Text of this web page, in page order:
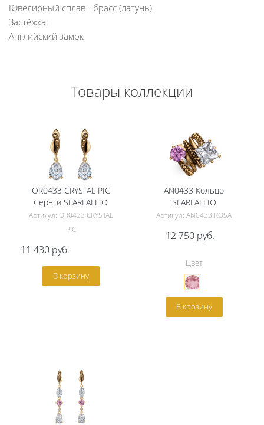
Ювелирный сплав - брасс (латунь)
Застёжка:
Английский замок
Товары коллекции
OR0433 CRYSTAL PIC
Серьги SFARFALLIO
Артикул: OR0433 CRYSTAL
PIC
11 430 руб.
В корзину
AN0433 Кольцо
SFARFALLIO
Артикул: AN0433 ROSA
12 750руб.
Цвет
В корзину